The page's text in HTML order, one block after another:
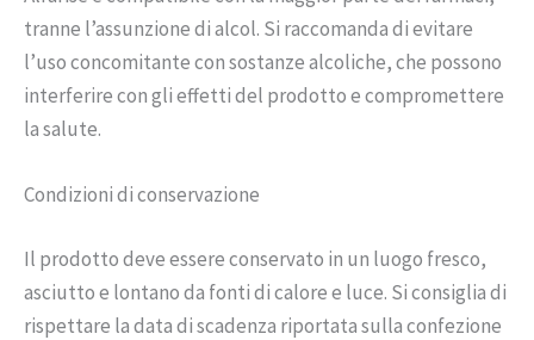
tranne l’assunzione di alcol. Si raccomanda di evitare
l’uso concomitante con sostanze alcoliche, che possono
interferire con gli effetti del prodotto e compromettere
la salute.
Condizioni di conservazione
Il prodotto deve essere conservato in un luogo fresco,
asciutto e lontano da fonti di calore e luce. Si consiglia di
rispettare la data di scadenza riportata sulla confezione